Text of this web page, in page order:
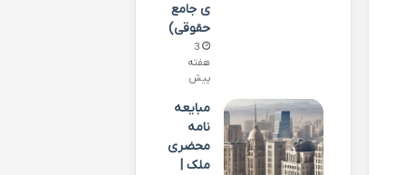
ی جامع
حقوقی)
3
هفته
پیش
مبایعه
نامه
محضری
ملک |